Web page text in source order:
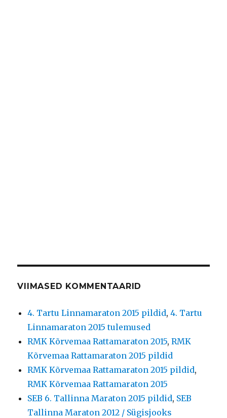
VIIMASED KOMMENTAARID
4. Tartu Linnamaraton 2015 pildid,4. Tartu
Linnamaraton 2015 tulemused
RMK Kõrvemaa Rattamaraton 2015,RMK
Kõrvemaa Rattamaraton 2015 pildid
RMK Kõrvemaa Rattamaraton 2015 pildid,
RMK Kõrvemaa Rattamaraton 2015
SEB 6. Tallinna Maraton 2015 pildid, SEB
Tallinna Maraton 2012 / Sügisjooks